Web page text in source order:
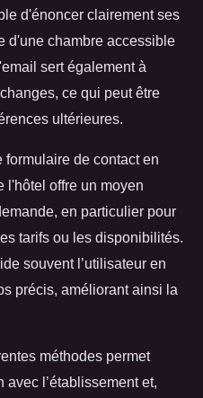
d'énoncer clairement ses
d'une chambre accessible
sert également à
ce qui peut être
ultérieures.
formulaire de contact en
l'hôtel offre un moyen
en particulier pour
tarifs ou les disponibilités.
souvent l’utilisateur en
précis, améliorant ainsi la
méthodes permet
l’établissement et,